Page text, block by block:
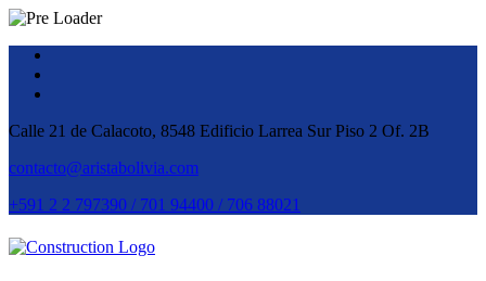
Calle 21 de Calacoto, 8548 Edificio Larrea Sur Piso 2 Of. 2B
contacto@aristabolivia.com
+591 2 2 797390 / 701 94400 / 706 88021